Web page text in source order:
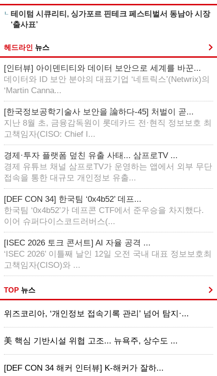
테이텀 시큐리티, 싱가포르 핀테크 페스티벌서 동남아 시장
‘출사표’
헤드라인 뉴스
[인터뷰] 아이덴티티와 데이터 보안으로 세계를 바꾼...
데이터와 ID 보안 분야의 대표기업 ‘네트릭스’(Netwrix)의
‘Martin Canna...
[한국정보공학기술사 보안을 論하다-45] 처벌이 곧...
지난 8월 초, 금융감독원이 롯데카드 전·현직 정보보호 최
고책임자(CISO: Chief I...
경제·투자 플랫폼 덮친 유출 사태... 삼프로TV ...
경제 유튜브 채널 삼프로TV가 운영하는 앱에서 외부 무단
접속을 통한 대규모 개인정보 유출...
[DEF CON 34] 한국팀 ‘0x4b52’ 데프...
한국팀 ‘0x4b52’가 데프콘 CTF에서 준우승을 차지했다.
이어 슈퍼다이스코드러버스(...
[ISEC 2026 토크 콘서트] AI 자율 공격 ...
‘ISEC 2026’ 이틀째 날인 12일 오전 국내 대표 정보보호최
고책임자(CISO)와 ...
TOP 뉴스
위즈코리아, ‘개인정보 접속기록 관리’ 넘어 탐지·...
美 핵심 기반시설 위협 고조... 뉴욕주, 상수도 ...
[DEF CON 34 해커 인터뷰] K-해커가 잘하...